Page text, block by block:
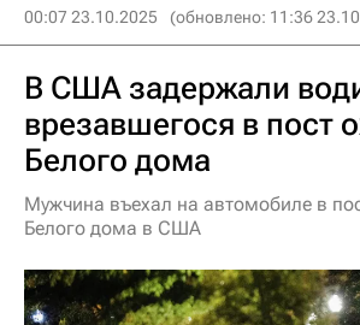
00:07 23.10.2025 (обновлено: 11:36
В США задержали
врезавшегося в пост
Белого дома
Мужчина въехал на автомобиле в
Белого дома в США